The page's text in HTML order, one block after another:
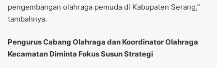
pengembangan olahraga pemuda di Kabupaten Serang,”
tambahnya.
Pengurus Cabang Olahraga dan Koordinator Olahraga
Kecamatan Diminta Fokus Susun Strategi